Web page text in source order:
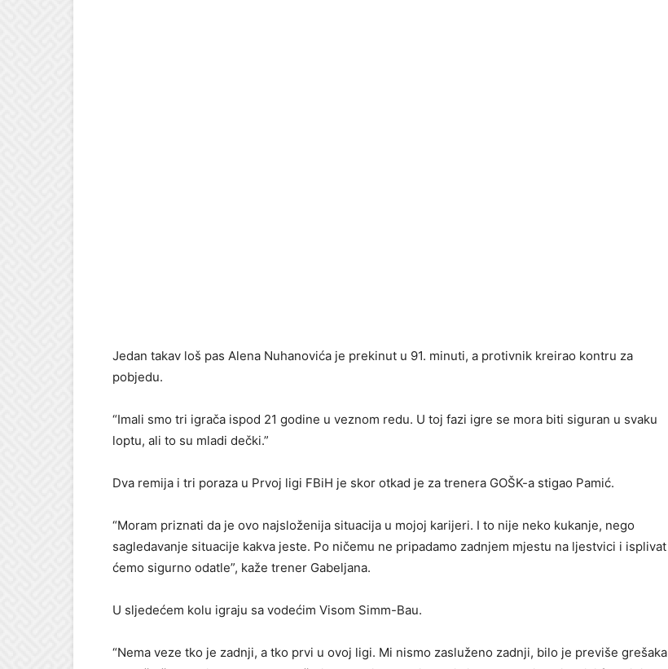
Jedan takav loš pas Alena Nuhanovića je prekinut u 91. minuti, a protivnik kreirao kontru za
pobjedu.
“Imali smo tri igrača ispod 21 godine u veznom redu. U toj fazi igre se mora biti siguran u svaku
loptu, ali to su mladi dečki.”
Dva remija i tri poraza u Prvoj ligi FBiH je skor otkad je za trenera GOŠK-a stigao Pamić.
“Moram priznati da je ovo najsloženija situacija u mojoj karijeri. I to nije neko kukanje, nego
sagledavanje situacije kakva jeste. Po ničemu ne pripadamo zadnjem mjestu na ljestvici i isplivat
ćemo sigurno odatle”, kaže trener Gabeljana.
U sljedećem kolu igraju sa vodećim Visom Simm-Bau.
“Nema veze tko je zadnji, a tko prvi u ovoj ligi. Mi nismo zasluženo zadnji, bilo je previše grešaka